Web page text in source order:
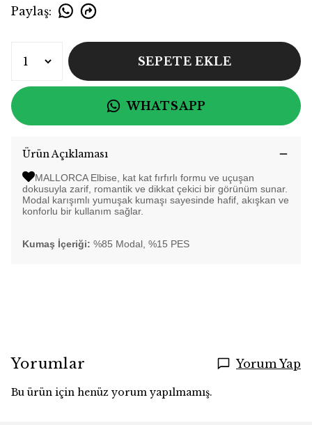
Paylaş:
SEPETE EKLE
WHATSAPP
Ürün Açıklaması
MALLORCA Elbise, kat kat fırfırlı formu ve uçuşan
dokusuyla zarif, romantik ve dikkat çekici bir görünüm sunar.
Modal karışımlı yumuşak kumaşı sayesinde hafif, akışkan ve
konforlu bir kullanım sağlar.
Kumaş İçeriği: %85 Modal, %15 PES
Yorumlar Yorum Yap
Bu ürün için henüz yorum yapılmamış.